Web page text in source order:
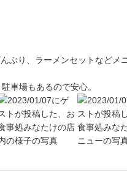
ぶり、ラーメンセットなどメ
車場もあるので安心。